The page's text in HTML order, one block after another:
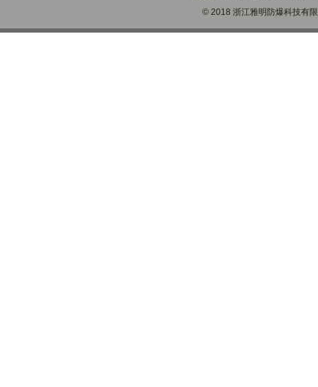
© 2018 浙江雅明防爆科技有